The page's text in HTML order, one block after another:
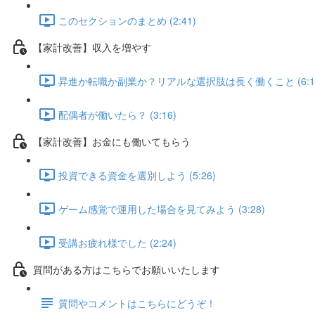
このセクションのまとめ (2:41)
【家計改善】収入を増やす
昇進か転職か副業か？リアルな選択肢は長く働くこと
配偶者が働いたら？ (3:16)
【家計改善】お金にも働いてもらう
投資できる資金を選別しよう (5:26)
ゲーム感覚で運用した場合を見てみよう (3:28)
受講お疲れ様でした (2:24)
質問がある方はこちらでお願いいたします
質問やコメントはこちらにどうぞ！